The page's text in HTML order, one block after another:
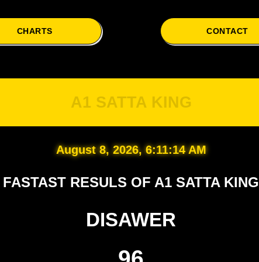
CHARTS CONTACT
A1 SATTA KING
August 8, 2026, 6:11:15 AM
FASTAST RESULS OF A1 SATTA KING
DISAWER